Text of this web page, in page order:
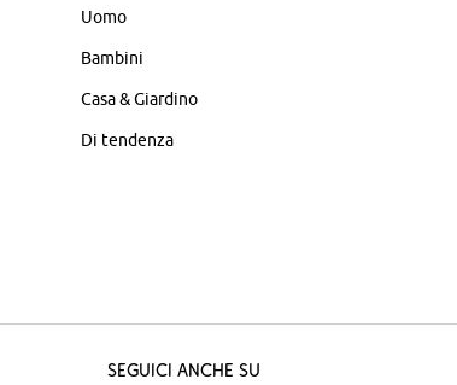
Uomo
Bambini
Casa & Giardino
Di tendenza
Seguici anche su